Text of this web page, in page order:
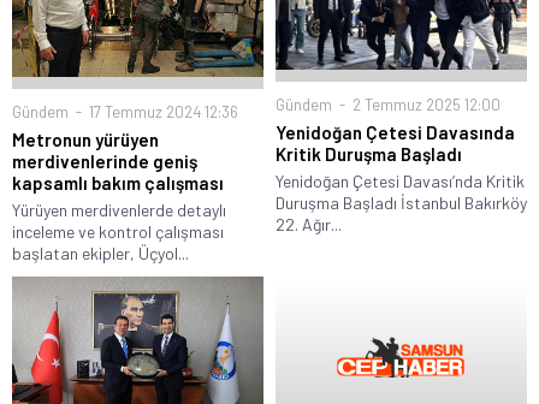
Gündem 17 Temmuz 2024 12:36
Metronun yürüyen
merdivenlerinde geniş
kapsamlı bakım çalışması
Yürüyen merdivenlerde detaylı
inceleme ve kontrol çalışması
başlatan ekipler, Üçyol...
Gündem 2 Temmuz 2025 12:00
Yenidoğan Çetesi Davasında
Kritik Duruşma Başladı
Yenidoğan Çetesi Davası’nda Kritik
Duruşma Başladı İstanbul Bakırköy
22. Ağır...